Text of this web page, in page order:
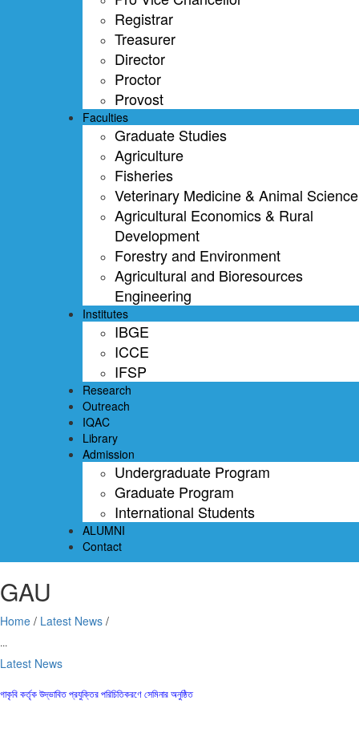
Registrar
Treasurer
Director
Proctor
Provost
Faculties
Graduate Studies
Agriculture
Fisheries
Veterinary Medicine & Animal Science
Agricultural Economics & Rural
Development
Forestry and Environment
Agricultural and Bioresources
Engineering
Institutes
IBGE
ICCE
IFSP
Research
Outreach
IQAC
Library
Admission
Undergraduate Program
Graduate Program
International Students
ALUMNI
Contact
GAU
Home / Latest News /
...
Latest News
গাকৃবি কর্তৃক উদ্ভাবিত প্রযুক্তির পরিচিতিকরণে সেমিনার অনুষ্ঠিত